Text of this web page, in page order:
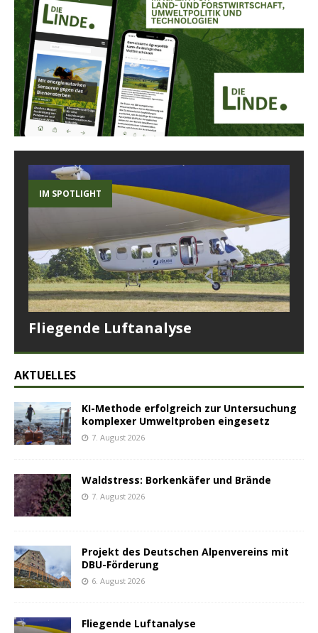
IM SPOTLIGHT
Fliegende Luftanalyse
AKTUELLES
KI-Methode erfolgreich zur Untersuchung
komplexer Umweltproben eingesetz
7. August 2026
Waldstress: Borkenkäfer und Brände
7. August 2026
Projekt des Deutschen Alpenvereins mit
DBU-Förderung
6. August 2026
Fliegende Luftanalyse